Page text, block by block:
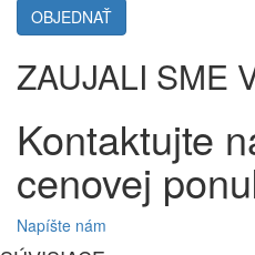
OBJEDNAŤ
ZAUJALI SME
Kontaktujte
cenovej
Napíšte nám